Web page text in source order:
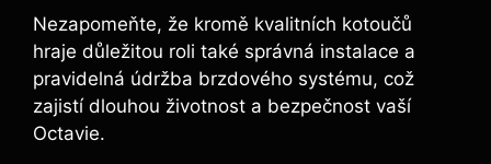
Nezapomeňte, že kromě kvalitních kotoučů
hraje důležitou roli také správná instalace a
pravidelná údržba brzdového systému, což
zajistí dlouhou životnost a bezpečnost vaší
Octavie.